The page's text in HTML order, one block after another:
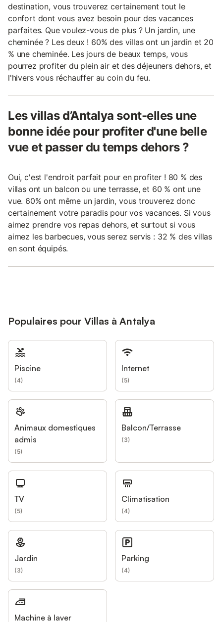
destination, vous trouverez certainement tout le
confort dont vous avez besoin pour des vacances
parfaites. Que voulez-vous de plus ? Un jardin, une
cheminée ? Les deux ! 60% des villas ont un jardin et 20
% une cheminée. Les jours de beaux temps, vous
pourrez profiter du plein air et des déjeuners dehors, et
l'hivers vous réchauffer au coin du feu.
Les villas d’Antalya sont-elles une
bonne idée pour profiter d'une belle
vue et passer du temps dehors ?
Oui, c'est l'endroit parfait pour en profiter ! 80 % des
villas ont un balcon ou une terrasse, et 60 % ont une
vue. 60% ont même un jardin, vous trouverez donc
certainement votre paradis pour vos vacances. Si vous
aimez prendre vos repas dehors, et surtout si vous
aimez les barbecues, vous serez servis : 32 % des villas
en sont équipés.
Populaires pour Villas à Antalya
Piscine
(4)
Internet
(5)
Animaux domestiques
admis
(5)
Balcon/Terrasse
(3)
TV
(5)
Climatisation
(4)
Jardin
(3)
Parking
(4)
Machine à laver